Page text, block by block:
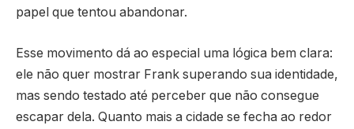
papel que tentou abandonar.
Esse movimento dá ao especial uma lógica bem clara:
ele não quer mostrar Frank superando sua identidade,
mas sendo testado até perceber que não consegue
escapar dela. Quanto mais a cidade se fecha ao redor